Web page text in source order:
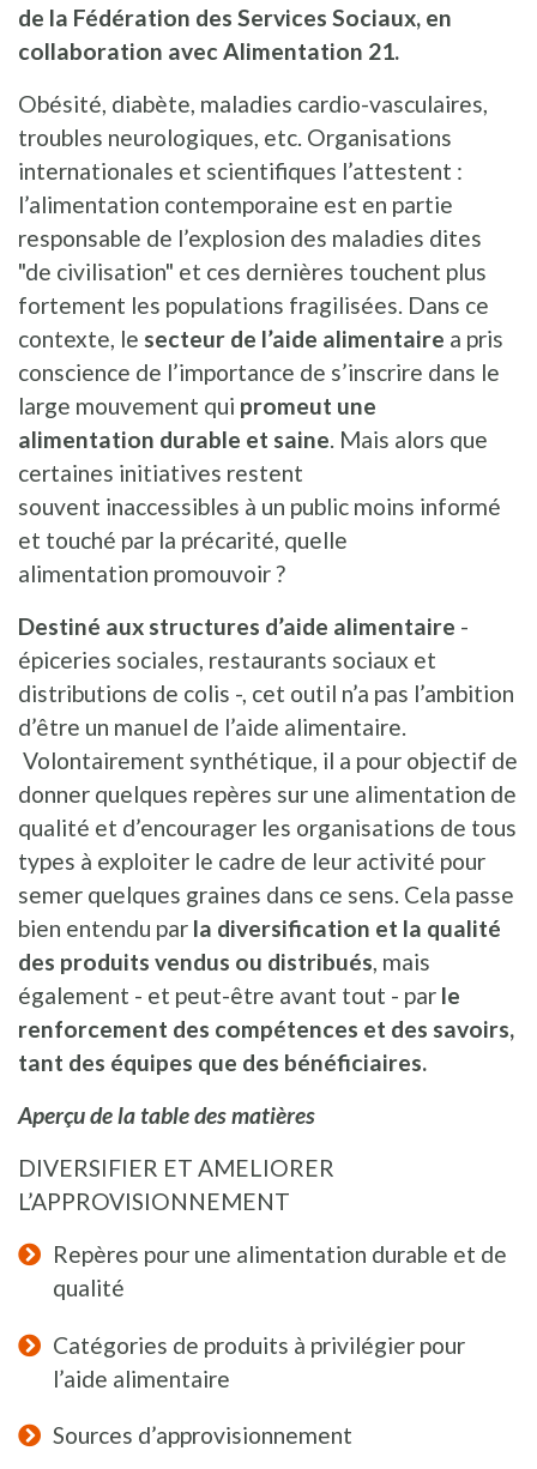
de la Fédération des Services Sociaux, en
collaboration avec Alimentation 21.
Obésité, diabète, maladies cardio-vasculaires,
troubles neurologiques, etc. Organisations
internationales et scientifiques l’attestent :
l’alimentation contemporaine est en partie
responsable de l’explosion des maladies dites
"de civilisation" et ces dernières touchent plus
fortement les populations fragilisées. Dans ce
contexte, le secteur de l’aide alimentaire a pris
conscience de l’importance de s’inscrire dans le
large mouvement qui promeut une
alimentation durable et saine. Mais alors que
certaines initiatives restent
souvent inaccessibles à un public moins informé
et touché par la précarité, quelle
alimentation promouvoir ?
Destiné aux structures d’aide alimentaire -
épiceries sociales, restaurants sociaux et
distributions de colis -, cet outil n’a pas l’ambition
d’être un manuel de l’aide alimentaire.
Volontairement synthétique, il a pour objectif de
donner quelques repères sur une alimentation de
qualité et d’encourager les organisations de tous
types à exploiter le cadre de leur activité pour
semer quelques graines dans ce sens. Cela passe
bien entendu par la diversification et la qualité
des produits vendus ou distribués, mais
également - et peut-être avant tout - par le
renforcement des compétences et des savoirs,
tant des équipes que des bénéficiaires.
Aperçu de la table des matières
DIVERSIFIER ET AMELIORER
L’APPROVISIONNEMENT
Repères pour une alimentation durable et de
qualité
Catégories de produits à privilégier pour
l’aide alimentaire
Sources d’approvisionnement